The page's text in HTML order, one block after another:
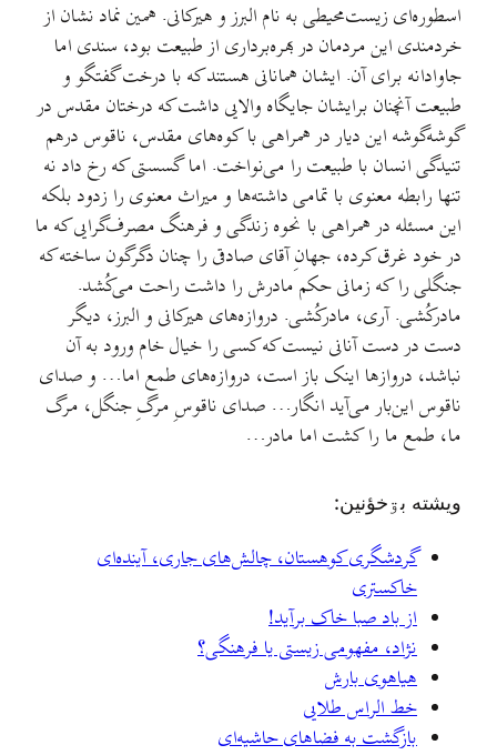
اسطوره‌ای زیست‌محیطی به نام البرز و هیرکانی. همین نماد نشان از
خردمندی این مردمان در بهره‌برداری از طبیعت بود، سندی اما
جاوادانه برای آن. ایشان همانانی هستند که با درخت گفتگو و
طبیعت آنچنان برایشان جایگاه والایی داشت که درختان مقدس در
گوشه‌گوشه این دیار در همراهی با کوه‌های مقدس، ناقوس درهم
تنیدگی انسان با طبیعت را می‌نواخت. اما گسستی که رخ داد نه
تنها رابطه معنوی با تمامی داشته‌ها و میراث معنوی را زدود بلکه
این مسئله در همراهی با نحوه زندگی و فرهنگ مصرف‌گرایی که ما
در خود غرق کرده، جهانِ آقای صادقی را چنان دگرگون ساخته که
جنگلی را که زمانی حکم مادرش را داشت راحت می‌کُشد.
مادرکُشی. آری، مادرکُشی. دروازه‌های هیرکانی و البرز، دیگر
دست در دست آنانی نیست که کسی را خیال خام ورود به آن
نباشد، دروازها اینک باز است، دروازه‌های طمع اما… و صدای
ناقوس این‌بار می‌آید انگار… صدای ناقوسِ مرگِ جنگل، مرگ
ما، طمع ما را کشت اما مادر…
ويشته بۊخؤنين:
گردشگری کوهستان، چالش‌های جاری، آینده‌ای
خاکستری
از باد صبا خاک برآید!
نژاد، مفهومی زیستی یا فرهنگی؟
هیاهوی بارش
خط الراس طلایی
بازگشت به فضاهای حاشیه‌ای